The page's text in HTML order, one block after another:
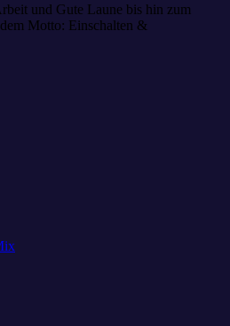
und Gute Laune bis hin zum
Motto: Einschalten &